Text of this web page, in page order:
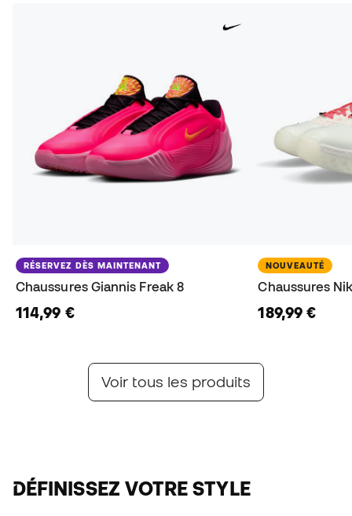
RÉSERVEZ DÈS MAINTENANT
Chaussures Giannis Freak 8
114,99 €
NOUVEAUTÉ
Chaussures
189,99 €
Voir tous les produits
Collection D.O.N. Issue
Découvrez la Silver Spida
Voir la collection complète
Voir la collection
Dernier Drop
DÉFINISSEZ VOTRE STYLE